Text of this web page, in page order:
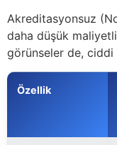
Akreditasyonsuz
daha düşük
görünseler de, ciddi
Özellik